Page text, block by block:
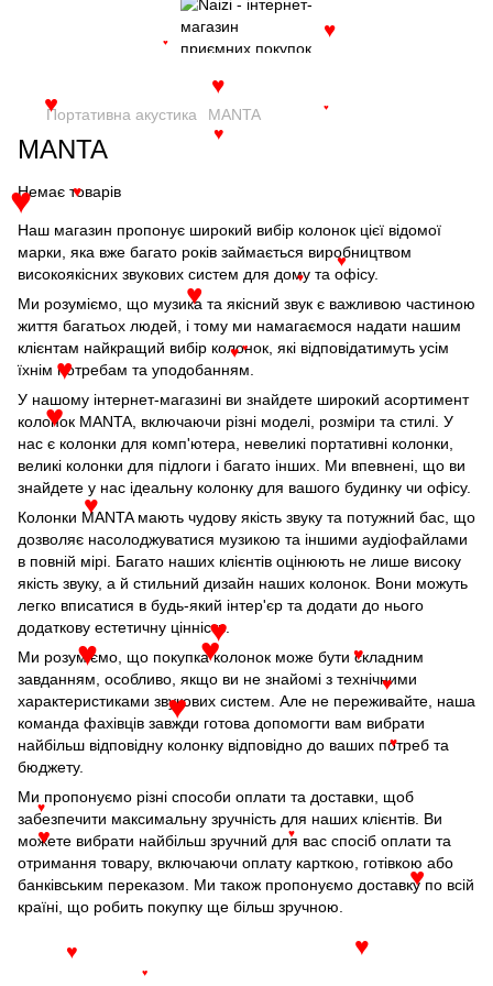
Портативна акустика MANTA
MANTA
Немає товарів
Наш магазин пропонує широкий вибір колонок цієї відомої
марки, яка вже багато років займається виробництвом
високоякісних звукових систем для дому та офісу.
Ми розуміємо, що музика та якісний звук є важливою частиною
життя багатьох людей, і тому ми намагаємося надати нашим
клієнтам найкращий вибір колонок, які відповідатимуть усім
їхнім потребам та уподобанням.
У нашому інтернет-магазині ви знайдете широкий асортимент
колонок MANTA, включаючи різні моделі, розміри та стилі. У
нас є колонки для комп'ютера, невеликі портативні колонки,
великі колонки для підлоги і багато інших. Ми впевнені, що ви
знайдете у нас ідеальну колонку для вашого будинку чи офісу.
Колонки MANTA мають чудову якість звуку та потужний бас, що
дозволяє насолоджуватися музикою та іншими аудіофайлами
в повній мірі. Багато наших клієнтів оцінюють не лише високу
якість звуку, а й стильний дизайн наших колонок. Вони можуть
легко вписатися в будь-який інтер'єр та додати до нього
додаткову естетичну цінність.
Ми розуміємо, що покупка колонок може бути складним
завданням, особливо, якщо ви не знайомі з технічними
характеристиками звукових систем. Але не переживайте, наша
команда фахівців завжди готова допомогти вам вибрати
найбільш відповідну колонку відповідно до ваших потреб та
бюджету.
Ми пропонуємо різні способи оплати та доставки, щоб
забезпечити максимальну зручність для наших клієнтів. Ви
можете вибрати найбільш зручний для вас спосіб оплати та
отримання товару, включаючи оплату карткою, готівкою або
банківським переказом. Ми також пропонуємо доставку по всій
країні, що робить покупку ще більш зручною.
♥
♥
♥
♥
♥
♥
♥
♥
♥
♥
♥
♥
♥
♥
♥
♥
♥
♥
♥
♥
♥
♥
♥
♥
♥
♥
♥
♥
♥
♥